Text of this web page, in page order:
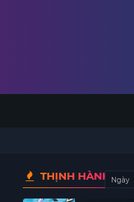
THỊNH HÀNHNgày